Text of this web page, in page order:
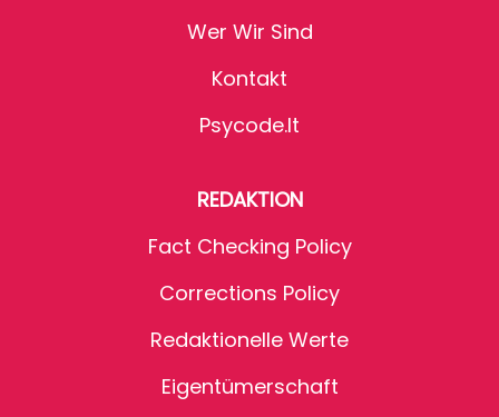
Wer Wir Sind
Kontakt
Psycode.it
REDAKTION
Fact Checking Policy
Corrections Policy
Redaktionelle Werte
Eigentümerschaft